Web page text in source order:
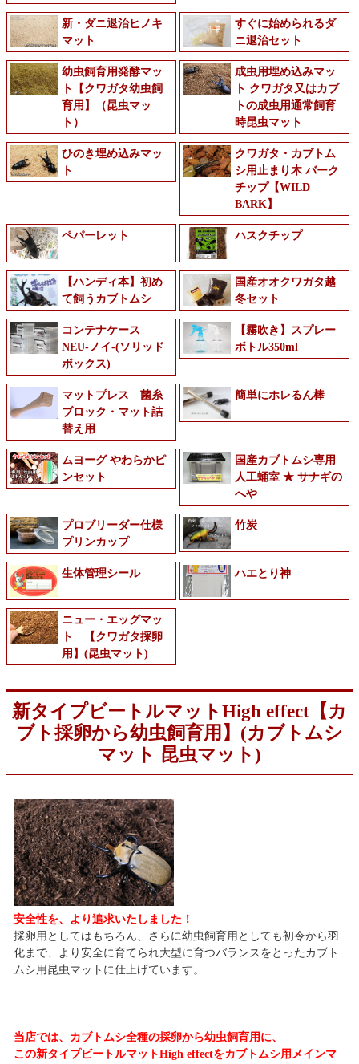
新・ダニ退治ヒノキ
マット
すぐに始められるダ
ニ退治セット
幼虫飼育用発酵マッ
ト【クワガタ幼虫飼
育用】（昆虫マッ
ト）
成虫用埋め込みマッ
ト クワガタ又はカブ
トの成虫用通常飼育
時昆虫マット
ひのき埋め込みマッ
ト
クワガタ・カブトム
シ用止まり木 バーク
チップ【WILD
BARK】
ペパーレット ハスクチップ
【ハンディ本】初め
て飼うカブトムシ
国産オオクワガタ越
冬セット
コンテナケース
NEU-ノイ-(ソリッド
ボックス)
【霧吹き】スプレー
ボトル350ml
マットプレス 菌糸
ブロック・マット詰
替え用
簡単にホレるん棒
ムヨーグ やわらかピ
ンセット
国産カブトムシ専用
人工蛹室 ★ サナギの
へや
プロブリーダー仕様
プリンカップ
竹炭
生体管理シール ハエとり神
ニュー・エッグマッ
ト 【クワガタ採卵
用】(昆虫マット)
新タイプビートルマットHigh effect【カ
ブト採卵から幼虫飼育用】(カブトムシ
マット 昆虫マット)
安全性を、より追求いたしました！
採卵用としてはもちろん、さらに幼虫飼育用としても初令から羽
化まで、より安全に育てられ大型に育つバランスをとったカブト
ムシ用昆虫マットに仕上げています。
当店では、カブトムシ全種の採卵から幼虫飼育用に、
この新タイプビートルマットHigh effectをカブトムシ用メインマ